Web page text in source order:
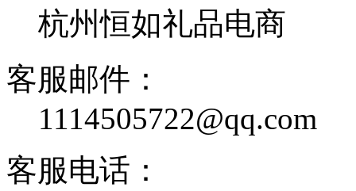
杭州恒如礼品电商
客服邮件：
1114505722@qq.com
客服电话：